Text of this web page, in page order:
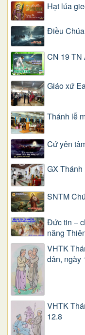
Hạt lúa
Điều
CN 19 TN
Giáo xứ
Thánh lễ
Cứ yên
GX
SNTM
Đức tin –
năng
VHTK
dân, ngày
VHTK
12.8